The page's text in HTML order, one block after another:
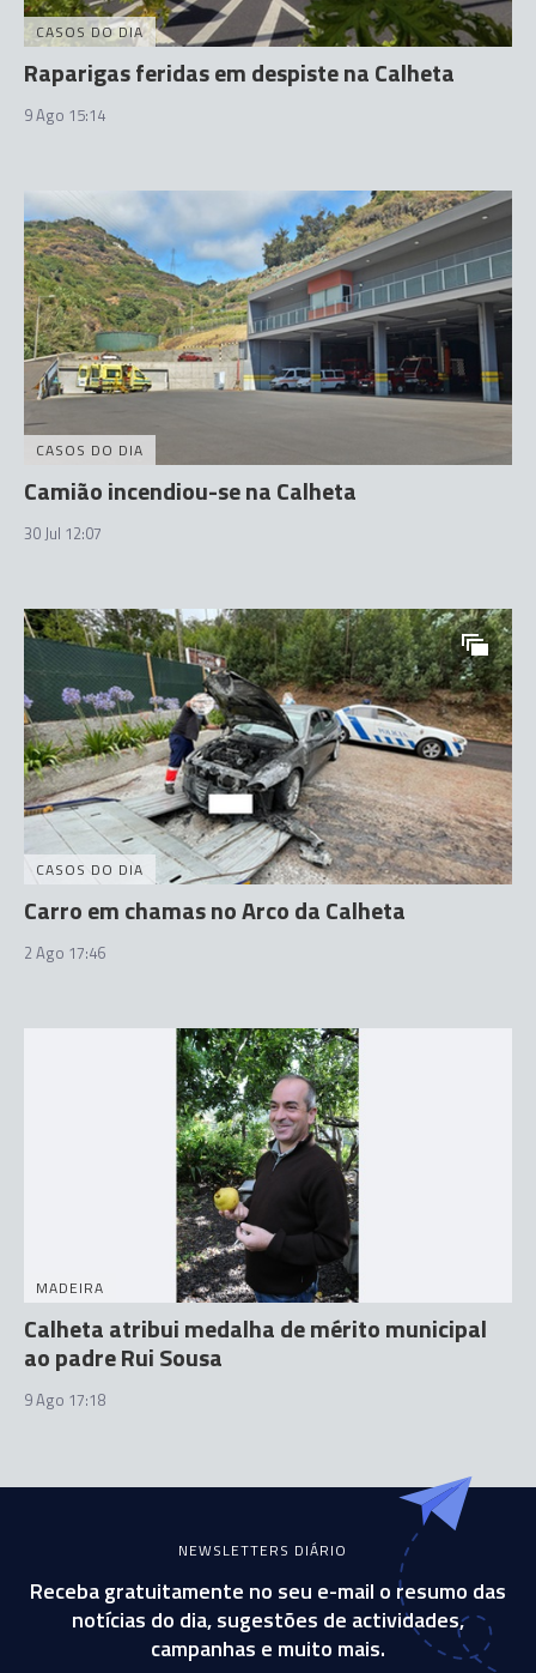
CASOS DO DIA
Raparigas feridas em despiste na Calheta
9 Ago 15:14
CASOS DO DIA
Camião incendiou-se na Calheta
30 Jul 12:07
CASOS DO DIA
Carro em chamas no Arco da Calheta
2 Ago 17:46
MADEIRA
Calheta atribui medalha de mérito municipal
ao padre Rui Sousa
9 Ago 17:18
NEWSLETTERS DIÁRIO
Receba gratuitamente no seu e-mail o resumo das
notícias do dia, sugestões de actividades,
campanhas e muito mais.